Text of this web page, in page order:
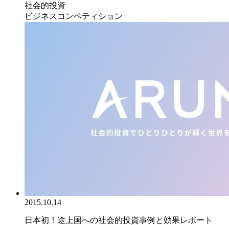
社会的投資
ビジネスコンペティション
2015.10.14
日本初！途上国への社会的投資事例と効果レポート